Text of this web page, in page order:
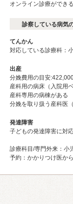
オンライン診療ができ
診察している病気
てんかん
対応している診療科：
出産
分娩費用の目安
産科用の病床（入院用
産科専⽤の病棟がある
分娩を取り扱う産科医
発達障害
子どもの発達障害に対
診療科目/専門外来：小
予約：かかりつけ医か